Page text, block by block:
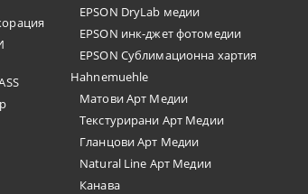
EPSON DryLab медии
EPSON инк-джет фотомедии
EPSON Сублимационна хартия
Hahnemuehle
Матови Арт Медии
Текстурирани Арт Медии
Гланцови Арт Медии
Natural Line Арт Медии
Канава